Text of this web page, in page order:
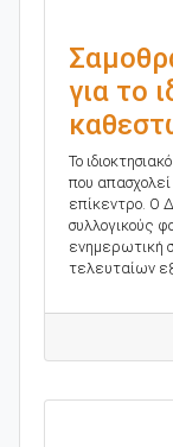
για το
Το
που απασχολεί
επίκεντρο. Ο
συλλογικούς
ενημερωτική
τελευταίων